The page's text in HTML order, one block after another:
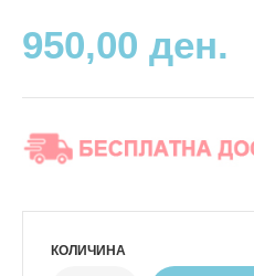
950,00 ден.
КОЛИЧИНА